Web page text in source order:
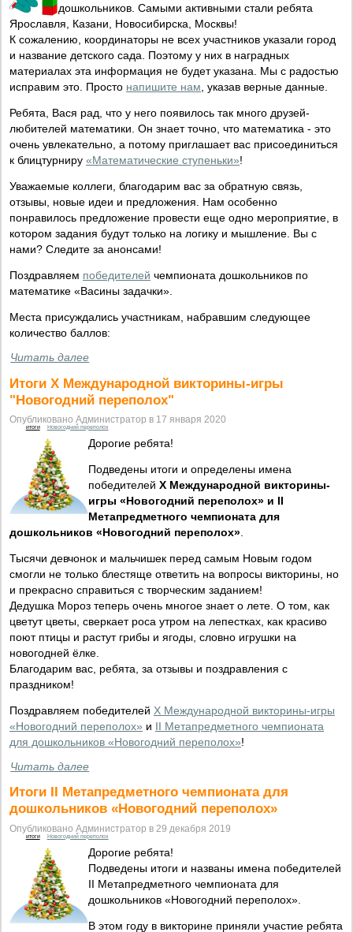
дошкольников. Самыми активными стали ребята
Ярославля, Казани, Новосибирска, Москвы!
К сожалению, координаторы не всех участников указали город
и название детского сада. Поэтому у них в наградных
материалах эта информация не будет указана. Мы с радостью
исправим это. Просто напишите нам, указав верные данные.
Ребята, Вася рад, что у него появилось так много друзей-
любителей математики. Он знает точно, что математика - это
очень увлекательно, а потому приглашает вас присоединиться
к блицтурниру «Математические ступеньки»!
Уважаемые коллеги, благодарим вас за обратную связь,
отзывы, новые идеи и предложения. Нам особенно
понравилось предложение провести еще одно мероприятие, в
котором задания будут только на логику и мышление. Вы с
нами? Следите за анонсами!
Поздравляем победителей чемпионата дошкольников по
математике «Васины задачки».
Места присуждались участникам, набравшим следующее
количество баллов:
Читать далее
Итоги X Международной викторины-игры
"Новогодний переполох"
Опубликовано Администратор в 17 января 2020
итоги Новогодний переполох
Дорогие ребята!
Подведены итоги и определены имена
победителей X Международной викторины-
игры «Новогодний переполох» и II
Метапредметного чемпионата для
дошкольников «Новогодний переполох».
Тысячи девчонок и мальчишек перед самым Новым годом
смогли не только блестяще ответить на вопросы викторины, но
и прекрасно справиться с творческим заданием!
Дедушка Мороз теперь очень многое знает о лете. О том, как
цветут цветы, сверкает роса утром на лепестках, как красиво
поют птицы и растут грибы и ягоды, словно игрушки на
новогодней ёлке.
Благодарим вас, ребята, за отзывы и поздравления с
праздником!
Поздравляем победителей X Международной викторины-игры
«Новогодний переполох» и II Метапредметного чемпионата
для дошкольников «Новогодний переполох»!
Читать далее
Итоги II Метапредметного чемпионата для
дошкольников «Новогодний переполох»
Опубликовано Администратор в 29 декабря 2019
итоги Новогодний переполох
Дорогие ребята!
Подведены итоги и названы имена победителей
II Метапредметного чемпионата для
дошкольников «Новогодний переполох».
В этом году в викторине приняли участие ребята